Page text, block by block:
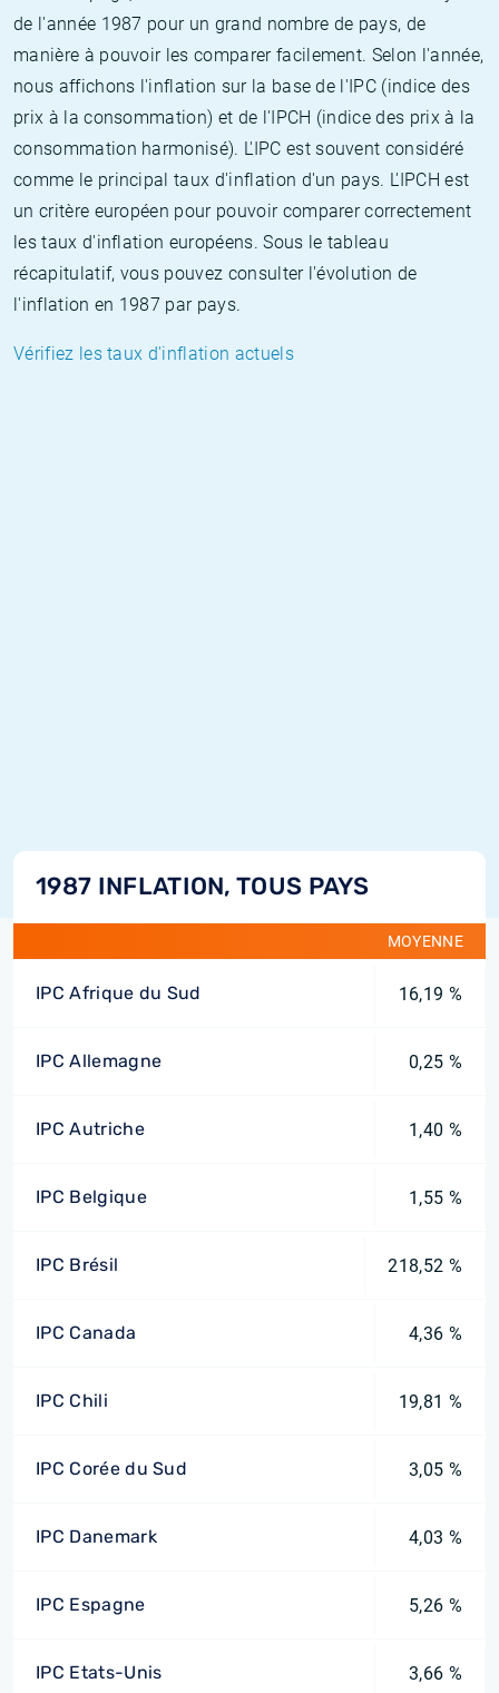
de l'année 1987 pour un grand nombre de pays, de
manière à pouvoir les comparer facilement. Selon l'année,
nous affichons l'inflation sur la base de l'IPC (indice des
prix à la consommation) et de l'IPCH (indice des prix à la
consommation harmonisé). L'IPC est souvent considéré
comme le principal taux d'inflation d'un pays. L'IPCH est
un critère européen pour pouvoir comparer correctement
les taux d'inflation européens. Sous le tableau
récapitulatif, vous pouvez consulter l'évolution de
l'inflation en 1987 par pays.
Vérifiez les taux d'inflation actuels
1987 INFLATION, TOUS PAYS
MOYENNE
IPC Afrique du Sud 16,19 %
IPC Allemagne 0,25 %
IPC Autriche 1,40 %
IPC Belgique 1,55 %
IPC Brésil 218,52 %
IPC Canada 4,36 %
IPC Chili 19,81 %
IPC Corée du Sud 3,05 %
IPC Danemark 4,03 %
IPC Espagne 5,26 %
IPC Etats-Unis 3,66 %